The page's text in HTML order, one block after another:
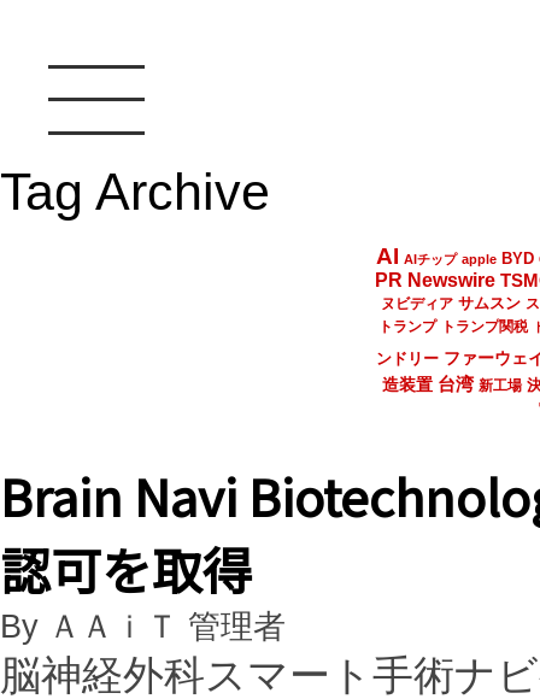
Tag Archive
AI AIチップ apple BYD
PR Newswire
ヌビディア サムスン
トランプ
トランプ関税
ンドリー ファーウェ
造装置 台湾 新工場
Brain Navi
認可を取得
By ＡＡｉＴ 管理者
脳神経外科スマート手術ナ